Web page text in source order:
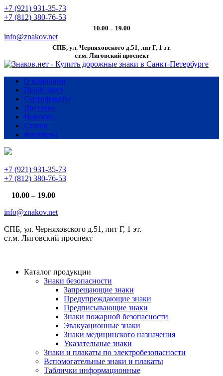
+7 (921) 931-35-73
+7 (812) 380-76-53
10.00 – 19.00
info@znakov.net
СПБ, ул. Черняховского д.51, лит Г, 1 эт.
cт.м. Лиговский проспект
О компании
Прайс-лист
Сертификаты
Доставка
Новости
Статьи
Контакты
+7 (921) 931-35-73
+7 (812) 380-76-53
10.00 – 19.00
info@znakov.net
СПБ, ул. Черняховского д.51, лит Г, 1 эт.
cт.м. Лиговский проспект
Каталог продукции
Знаки безопасности
Запрещающие знаки
Предупреждающие знаки
Предписывающие знаки
Знаки пожарной безопасности
Эвакуационные знаки
Знаки медицинского назначения
Указательные знаки
Знаки и плакаты по электробезопасности
Вспомогательные знаки и плакаты
Таблички информационные